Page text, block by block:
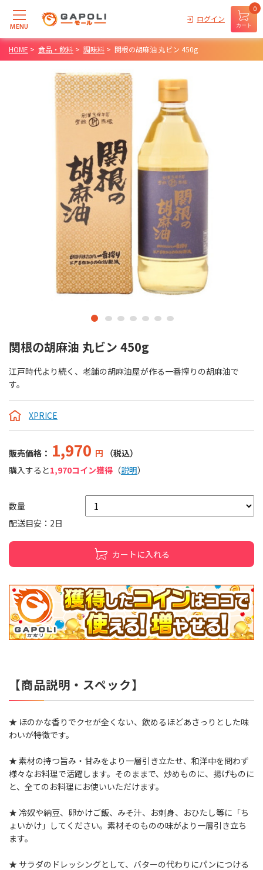
MENU
ログイン
カート
0
HOME > 食品・飲料 > 調味料 > 関根の胡麻油 丸ビン 450g
関根の胡麻油 丸ビン 450g
江戸時代より続く、老舗の胡麻油屋が作る一番搾りの胡麻油で
す。
XPRICE
販売価格： 1,970 円
（税込）
購入すると1,970コイン獲得 （説明）
数量
配送目安：2日
カートに入れる
【商品説明・スペック】
★ ほのかな香りでクセが全くない、飲めるほどあさっりとした味
わいが特徴です。
★ 素材の持つ旨み・甘みをより一層引き立たせ、和洋中を問わず
様々なお料理で活躍します。そのままで、炒めものに、揚げものに
と、全てのお料理にお使いいただけます。
★ 冷奴や納豆、卵かけご飯、みそ汁、お刺身、おひたし等に「ち
ょいかけ」してください。素材そのものの味がより一層引き立ち
ます。
★ サラダのドレッシングとして、バターの代わりにパンにつける